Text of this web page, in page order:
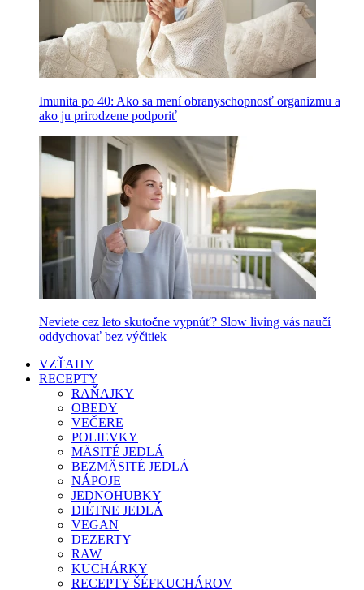
Imunita po 40: Ako sa mení obranyschopnosť organizmu a
ako ju prirodzene podporiť
Neviete cez leto skutočne vypnúť? Slow living vás naučí
oddychovať bez výčitiek
VZŤAHY
RECEPTY
RAŇAJKY
OBEDY
VEČERE
POLIEVKY
MÄSITÉ JEDLÁ
BEZMÄSITÉ JEDLÁ
NÁPOJE
JEDNOHUBKY
DIÉTNE JEDLÁ
VEGAN
DEZERTY
RAW
KUCHÁRKY
RECEPTY ŠÉFKUCHÁROV